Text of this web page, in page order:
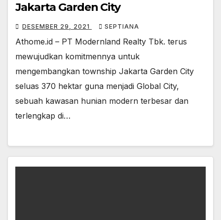
Jakarta Garden City
DESEMBER 29, 2021 SEPTIANA
Athome.id – PT Modernland Realty Tbk. terus
mewujudkan komitmennya untuk
mengembangkan township Jakarta Garden City
seluas 370 hektar guna menjadi Global City,
sebuah kawasan hunian modern terbesar dan
terlengkap di…